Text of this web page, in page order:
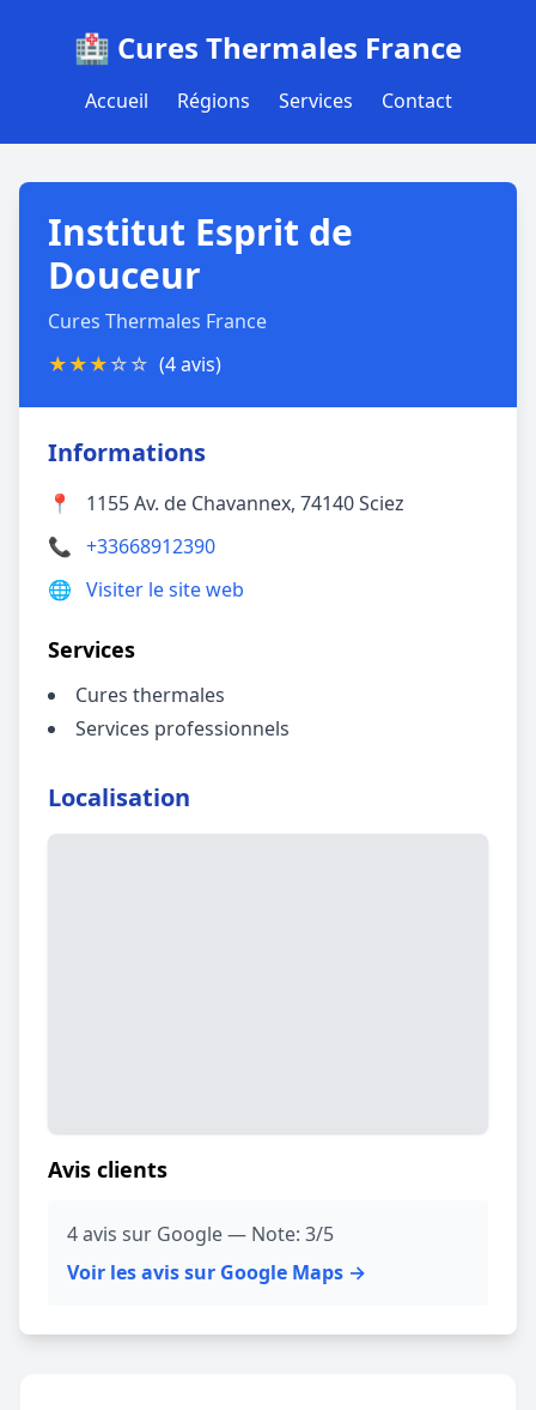
🏥 Cures Thermales France
Accueil Régions Services Contact
Institut Esprit de
Douceur
Cures Thermales France
★★★☆☆ (4 avis)
Informations
📍
1155 Av. de Chavannex, 74140 Sciez
📞 +33668912390
🌐 Visiter le site web
Services
Cures thermales
Services professionnels
Localisation
Avis clients
4 avis sur Google — Note: 3/5
Voir les avis sur Google Maps →